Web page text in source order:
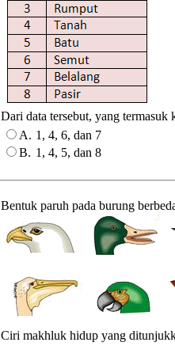
Dari data tersebut, yang
A. 1, 4, 6, dan 7
B. 1, 4, 5, dan 8
Bentuk paruh pada burung
Ciri makhluk hidup yang